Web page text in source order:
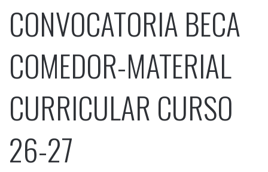
CONVOCATORIA BECA
COMEDOR-MATERIAL
CURRICULAR CURSO
26-27